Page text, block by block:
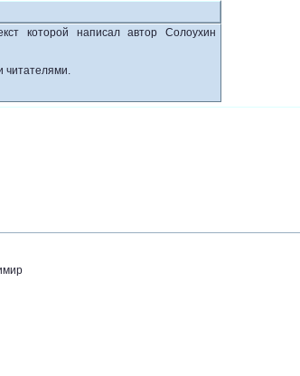
которой написал автор Солоухин
читателями.